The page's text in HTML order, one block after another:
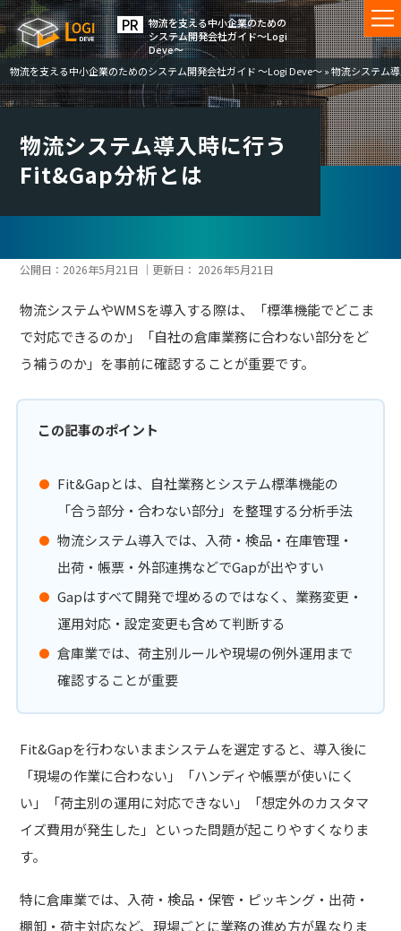
物流を⽀える中⼩企業のための
システム開発会社ガイド〜Logi
Deve〜
物流を支える中小企業のためのシステム開発会社ガイド ～Logi Deve～»物流システム
物流システム導入時に行う
Fit&Gap分析とは
公開日： 2026年5月21日 ｜更新日： 2026年5月21日
物流システムやWMSを導入する際は、「標準機能でどこま
で対応できるのか」「自社の倉庫業務に合わない部分をど
う補うのか」を事前に確認することが重要です。
この記事のポイント
Fit&Gapとは、自社業務とシステム標準機能の
「合う部分・合わない部分」を整理する分析手法
物流システム導入では、入荷・検品・在庫管理・
出荷・帳票・外部連携などでGapが出やすい
Gapはすべて開発で埋めるのではなく、業務変更・
運用対応・設定変更も含めて判断する
倉庫業では、荷主別ルールや現場の例外運用まで
確認することが重要
Fit&Gapを行わないままシステムを選定すると、導入後に
「現場の作業に合わない」「ハンディや帳票が使いにく
い」「荷主別の運用に対応できない」「想定外のカスタマ
イズ費用が発生した」といった問題が起こりやすくなりま
す。
特に倉庫業では、入荷・検品・保管・ピッキング・出荷・
棚卸・荷主対応など、現場ごとに業務の進め方が異なりま